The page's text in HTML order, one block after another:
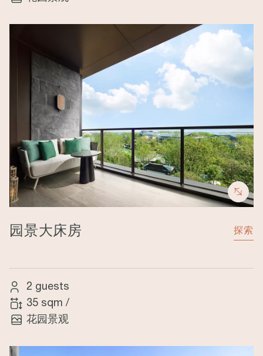
园景大床房 探索
2 guests
35 sqm /
花园景观
Image